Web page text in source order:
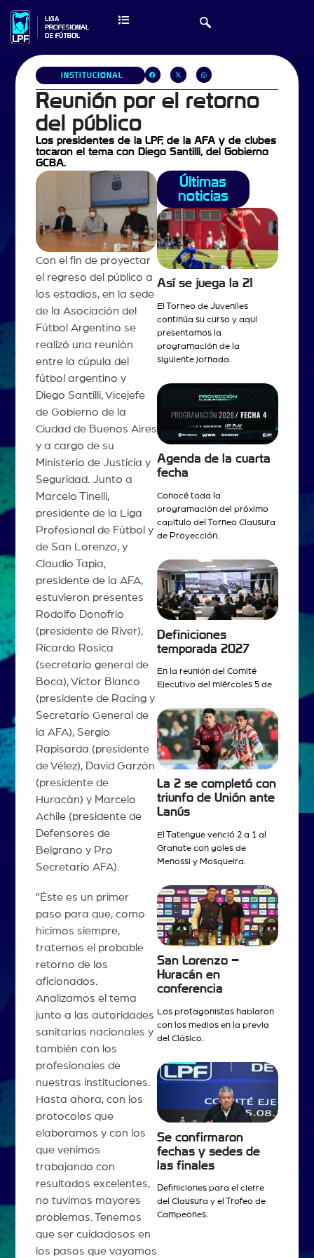
INSTITUCIONAL
Reunión por el retorno
del público
Los presidentes de la LPF, de la AFA y de clubes
tocaron el tema con Diego Santilli, del Gobierno
GCBA.
Con el fin de proyectar
el regreso del público a
los estadios, en la sede
de la Asociación del
Fútbol Argentino se
realizó una reunión
entre la cúpula del
fútbol argentino y
Diego Santilli, Vicejefe
de Gobierno de la
Ciudad de Buenos Aires
y a cargo de su
Ministerio de Justicia y
Seguridad. Junto a
Marcelo Tinelli,
presidente de la Liga
Profesional de Fútbol y
de San Lorenzo, y
Claudio Tapia,
presidente de la AFA,
estuvieron presentes
Rodolfo Donofrio
(presidente de River),
Ricardo Rosica
(secretario general de
Boca), Víctor Blanco
(presidente de Racing y
Secretario General de
la AFA), Sergio
Rapisarda (presidente
de Vélez), David Garzón
(presidente de
Huracán) y Marcelo
Achile (presidente de
Defensores de
Belgrano y Pro
Secretario AFA).
“Éste es un primer
paso para que, como
hicimos siempre,
tratemos el probable
retorno de los
aficionados.
Analizamos el tema
junto a las autoridades
sanitarias nacionales y
también con los
profesionales de
nuestras instituciones.
Hasta ahora, con los
protocolos que
elaboramos y con los
que venimos
trabajando con
resultados excelentes,
no tuvimos mayores
problemas. Tenemos
que ser cuidadosos en
los pasos que vayamos
Últimas
noticias
Así se juega la 21
El Torneo de Juveniles
continúa su curso y aquí
presentamos la
programación de la
siguiente jornada.
Agenda de la cuarta
fecha
Conocé toda la
programación del próximo
capítulo del Torneo Clausura
de Proyección.
Definiciones
temporada 2027
En la reunión del Comité
Ejecutivo del miércoles 5 de
La 2 se completó con
triunfo de Unión ante
Lanús
El Tatengue venció 2 a 1 al
Granate con goles de
Menossi y Mosqueira.
San Lorenzo –
Huracán en
conferencia
Los protagonistas hablaron
con los medios en la previa
del Clásico.
Se confirmaron
fechas y sedes de
las finales
Definiciones para el cierre
del Clausura y el Trofeo de
Campeones.